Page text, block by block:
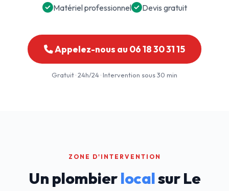
Matériel professionnel
Devis gratuit
Appelez-nous au 06 18 30 31 15
Gratuit · 24h/24 · Intervention sous 30 min
ZONE D'INTERVENTION
Un plombierlocalsur Le